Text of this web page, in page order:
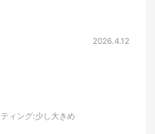
2026.4.12
ィング:少し大きめ